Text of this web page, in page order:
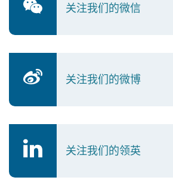
关注我们的微信
关注我们的微博
关注我们的领英